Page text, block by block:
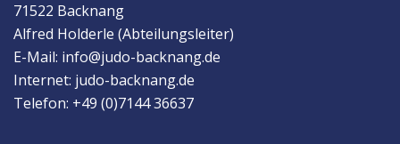
71522 Backnang
Alfred Holderle (Abteilungsleiter)
E-Mail: info@judo-backnang.de
Internet: judo-backnang.de
Telefon: +49 (0)7144 36637